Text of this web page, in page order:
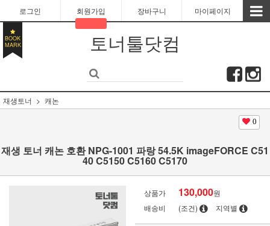
로그인 회원가입 장바구니 마이페이지
토너툴닷컴
BOOK
MARK
재생토너 캐논
0
재생 토너 캐논 호환 NPG-1001 파랑 54.5K imageFORCE C51
40 C5150 C5160 C5170
상품가 130,000원
배송비
(조건) 지역별